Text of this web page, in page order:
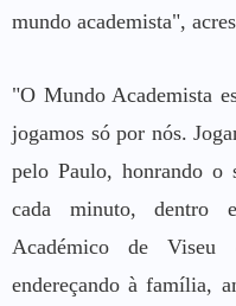
mundo academista",
"O Mundo Academista
jogamos só por nós.
pelo Paulo, honrando o
cada minuto, dentro
Académico de Viseu
endereçando à família,